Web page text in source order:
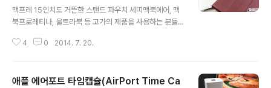
맥프레 15인치도 거뜬한 스탠드 파우치 세띠맥북에어, 맥
북프로레티나, 울트라북 등 고가의 제품을 사용하는 분들
이 쓰이실 겁니다. 그래서 파우치를 이용하는 분들 많으실
겠죠? 슬림하면서도 고급스러운 느낌이 강한 아트뮤의 파
4 0 2014. 7. 20.
애플 에어포트 타임캡슐(AirPort Time Ca